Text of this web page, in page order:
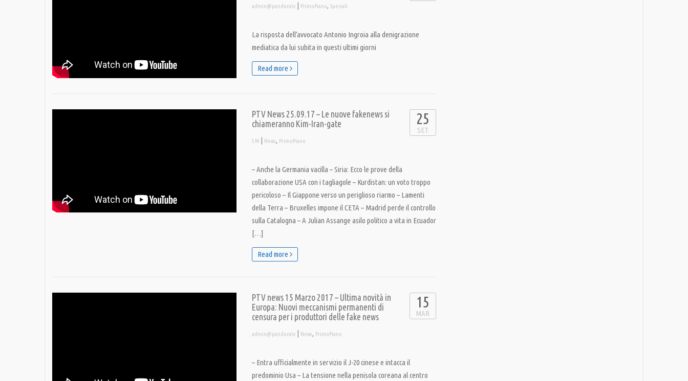
admin@pandoratv | PrimoPiano, Speciali
La risposta dell’avvocato Antonio Ingroia alla denigrazione
mediatica da lui subita in questi ultimi giorni
Read more
PTV News 25.09.17 – Le nuove fakenews si
chiameranno Kim-Iran-gate
S M | News, PrimoPiano
25
SET
– Anche la Germania vacilla – Siria: Ecco le prove della
collaborazione USA con i tagliagole – Kurdistan: un voto troppo
pericoloso – Il Giappone verso un periglioso riarmo – Lamenti
della Terra – Bruxelles impone il CETA – Madrid perde il controllo
sulla Catalogna – A Julian Assange asilo politico a vita in Ecuador
[…]
Read more
PTV news 15 Marzo 2017 – Ultima novità in
Europa: Nuovi meccanismi permanenti di
censura per i produttori delle fake news
admin@pandoratv | News, PrimoPiano
15
MAR
– Entra ufficialmente in servizio il J-20 cinese e intacca il
predominio Usa – La tensione nella penisola coreana al centro